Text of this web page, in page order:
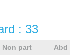
: 33
Non part Abd